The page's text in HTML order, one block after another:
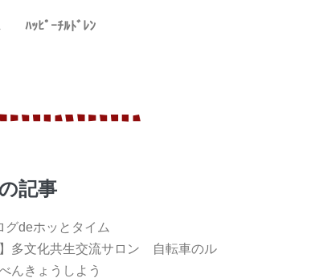
ﾊｯﾋﾟｰﾁﾙﾄﾞﾚﾝ
記事
グdeホッとタイム
】多文化共生交流サロン 自転車のル
んきょうしよう